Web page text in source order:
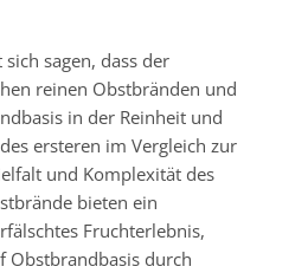
sagen, dass der
reinen Obstbränden und
in der Reinheit und
ersteren im Vergleich zur
und Komplexität des
bieten ein
Fruchterlebnis,
Obstbrandbasis durch